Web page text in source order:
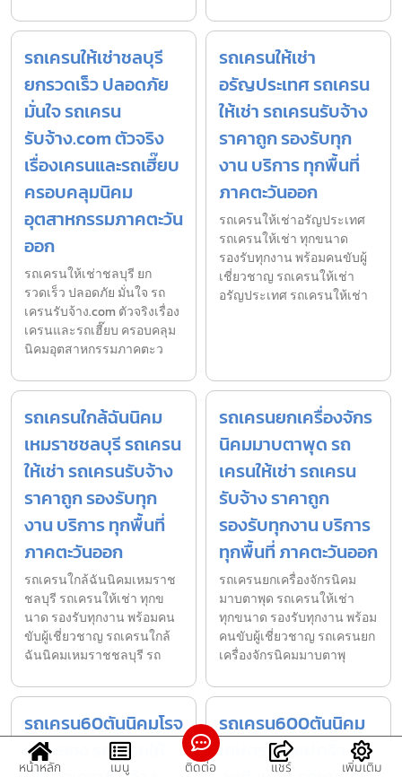
รถเครนให้เช่าชลบุรี
ยกรวดเร็ว ปลอดภัย
มั่นใจ รถเครน
รับจ้าง.com ตัวจริง
เรื่องเครนและรถเฮี๊ยบ
ครอบคลุมนิคม
อุตสาหกรรมภาคตะวัน
ออก
รถเครนให้เช่าชลบุรี ยก
รวดเร็ว ปลอดภัย มั่นใจ รถ
เครนรับจ้าง.com ตัวจริงเรื่อง
เครนและรถเฮี๊ยบ ครอบคลุม
นิคมอุตสาหกรรมภาคตะว
รถเครนให้เช่า
อรัญประเทศ รถเครน
ให้เช่า รถเครนรับจ้าง
ราคาถูก รองรับทุก
งาน บริการ ทุกพื้นที่
ภาคตะวันออก
รถเครนให้เช่าอรัญประเทศ
รถเครนให้เช่า ทุกขนาด
รองรับทุกงาน พร้อมคนขับผู้
เชี่ยวชาญ รถเครนให้เช่า
อรัญประเทศ รถเครนให้เช่า
รถเครนใกล้ฉันนิคม
เหมราชชลบุรี รถเครน
ให้เช่า รถเครนรับจ้าง
ราคาถูก รองรับทุก
งาน บริการ ทุกพื้นที่
ภาคตะวันออก
รถเครนใกล้ฉันนิคมเหมราช
ชลบุรี รถเครนให้เช่า ทุกข
นาด รองรับทุกงาน พร้อมคน
ขับผู้เชี่ยวชาญ รถเครนใกล้
ฉันนิคมเหมราชชลบุรี รถ
รถเครนยกเครื่องจักร
นิคมมาบตาพุด รถ
เครนให้เช่า รถเครน
รับจ้าง ราคาถูก
รองรับทุกงาน บริการ
ทุกพื้นที่ ภาคตะวันออก
รถเครนยกเครื่องจักรนิคม
มาบตาพุด รถเครนให้เช่า
ทุกขนาด รองรับทุกงาน พร้อม
คนขับผู้เชี่ยวชาญ รถเครนยก
เครื่องจักรนิคมมาบตาพุ
รถเครน60ตันนิคมโรจ
นะ ระยอง รถเครนให้
รถเครน600ตันนิคม
เกษตรไทยแปดริ้ว-
หน้าหลัก เมนู ติดต่อ แชร์ เพิ่มเติม